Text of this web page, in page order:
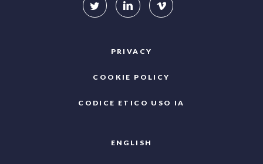
PRIVACY
COOKIE POLICY
CODICE ETICO USO IA
ENGLISH